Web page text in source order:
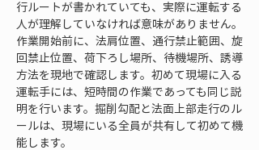
行ルートが書かれていても、実際に運転する
人が理解していなければ意味がありません。
作業開始前に、法肩位置、通行禁止範囲、旋
回禁止位置、荷下ろし場所、待機場所、誘導
方法を現地で確認します。初めて現場に入る
運転手には、短時間の作業であっても同じ説
明を行います。掘削勾配と法面上部走行のル
ールは、現場にいる全員が共有して初めて機
能します。